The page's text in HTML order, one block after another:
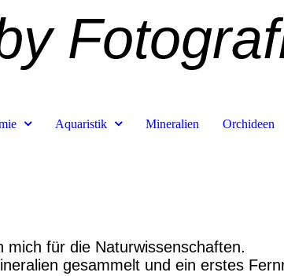
Aquaristik Mineralien Orchideen
für die Naturwissenschaften.
gesammelt und ein erstes